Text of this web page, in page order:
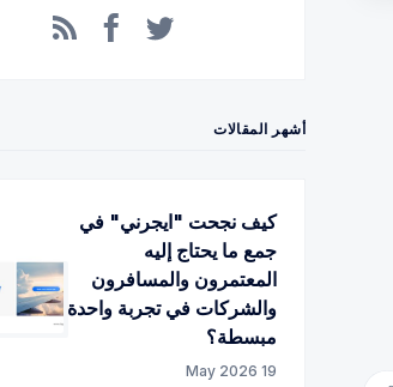
أشهر المقالات
كيف نجحت "ايجرني" في
جمع ما يحتاج إليه
المعتمرون والمسافرون
والشركات في تجربة واحدة
مبسطة؟
19 May 2026